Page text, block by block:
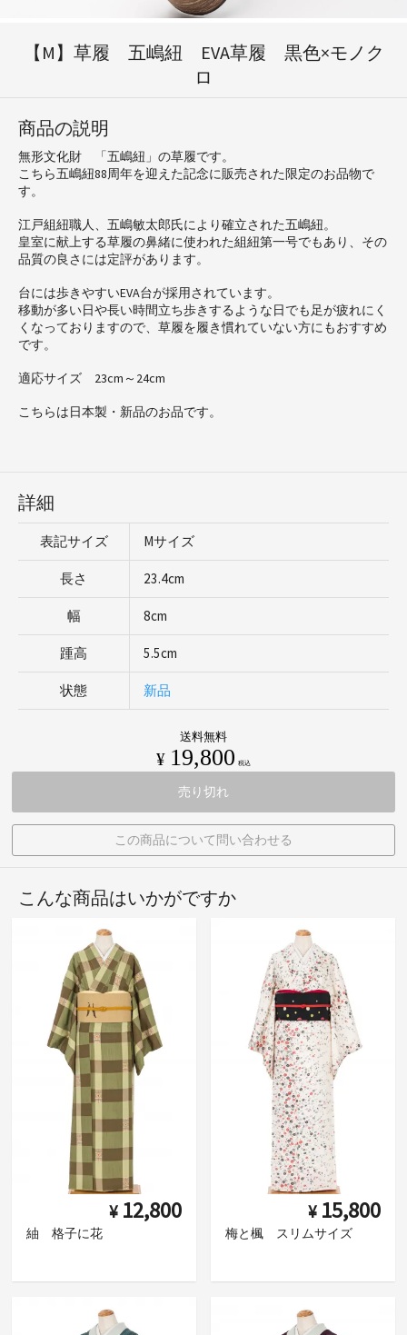
【M】草履 五嶋紐 EVA草履 黒色×モノク
ロ
商品の説明
無形文化財 「五嶋紐」の草履です。
こちら五嶋紐88周年を迎えた記念に販売された限定のお品物で
す。
江戸組紐職人、五嶋敏太郎氏により確立された五嶋紐。
皇室に献上する草履の鼻緒に使われた組紐第一号でもあり、その
品質の良さには定評があります。
台には歩きやすいEVA台が採用されています。
移動が多い日や長い時間立ち歩きするような日でも足が疲れにく
くなっておりますので、草履を履き慣れていない方にもおすすめ
です。
適応サイズ 23cm～24cm
こちらは日本製・新品のお品です。
詳細
表記サイズ Mサイズ
長さ 23.4cm
幅 8cm
踵高 5.5cm
状態 新品
送料無料
¥ 19,800 税込
売り切れ
この商品について問い合わせる
こんな商品はいかがですか
¥ 12,800
紬 格子に花
¥ 15,800
梅と楓 スリムサイズ